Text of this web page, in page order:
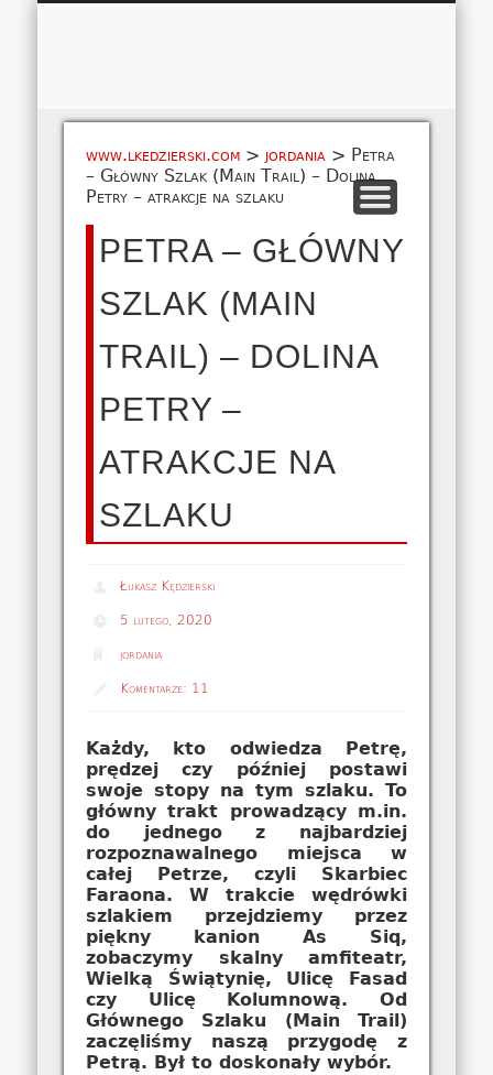
O NAS
EUROPA A-M
EUROPA N-Z
AZJA
AFRYKA
AMERYKA
OCEANIA
MAPA
WSPÓŁPRACA
KONTAKT
www.lkedzierski.com > jordania > Petra
– Główny Szlak (Main Trail) – Dolina
Petry – atrakcje na szlaku
PETRA – GŁÓWNY
SZLAK (MAIN
TRAIL) – DOLINA
PETRY –
ATRAKCJE NA
SZLAKU
Łukasz Kędzierski
5 lutego, 2020
jordania
Komentarze: 11
Każdy, kto odwiedza Petrę,
prędzej czy później postawi
swoje stopy na tym szlaku. To
główny trakt prowadzący m.in.
do jednego z najbardziej
rozpoznawalnego miejsca w
całej Petrze, czyli Skarbiec
Faraona. W trakcie wędrówki
szlakiem przejdziemy przez
piękny kanion As Siq,
zobaczymy skalny amfiteatr,
Wielką Świątynię, Ulicę Fasad
czy Ulicę Kolumnową. Od
Głównego Szlaku (Main Trail)
zaczęliśmy naszą przygodę z
Petrą. Był to doskonały wybór.